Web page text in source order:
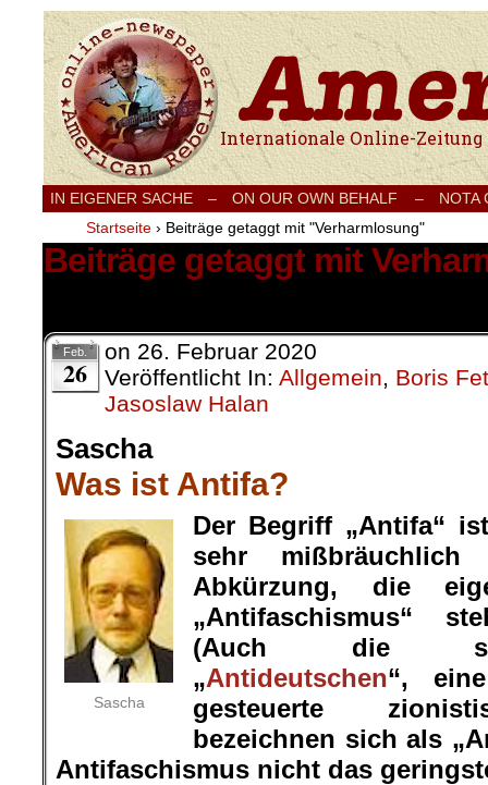
Internationale Onlinezeitung für Frieden,
IN EIGENER SACHE – ON OUR OWN BEHALF –
NOTA
Startseite › Beiträge getaggt mit "Verharmlosung"
Beiträge getaggt mit
Feb.
26
on 26. Februar 2020
Veröffentlicht In: Allgemein, Boris
Jasoslaw Halan
Sascha
Was ist Antifa?
Sascha
Der Begriff „Antifa“
sehr mißbräuchlich
Abkürzung, die
„Antifaschismus“
(Auch die
„Antideutschen“,
gesteuerte
bezeichnen sich als
Antifaschismus nicht das